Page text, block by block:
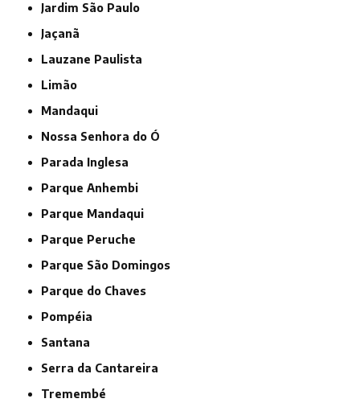
Jardim São Paulo
Jaçanã
Lauzane Paulista
Limão
Mandaqui
Nossa Senhora do Ó
Parada Inglesa
Parque Anhembi
Parque Mandaqui
Parque Peruche
Parque São Domingos
Parque do Chaves
Pompéia
Santana
Serra da Cantareira
Tremembé